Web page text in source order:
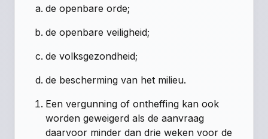
de openbare orde;
de openbare veiligheid;
de volksgezondheid;
de bescherming van het milieu.
Een vergunning of ontheffing kan ook
worden geweigerd als de aanvraag
daarvoor minder dan drie weken voor de